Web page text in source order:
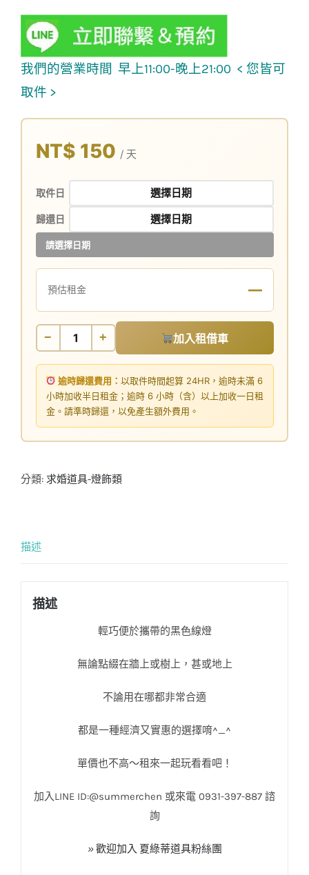
我們的營業時間 早上11:00-晚上21:00 < 您皆可
取件 >
NT$ 150 / 天
取件日
歸還日
請選擇日期
預估租金 —
− + 加入租借車
逾時歸還費用：以取件時間起算 24HR，逾時未滿 6
小時加收半日租金；逾時 6 小時（含）以上加收一日租
金。請準時歸還，以免產生額外費用。
分類: 求婚道具-燈飾類
描述
描述
輕巧便於攜帶的黑色線燈
無論點綴在牆上或樹上，甚或地上
不論用在哪都非常合適
都是一種經濟又實惠的選擇唷^_^
單價也不高～租來一起玩看看吧！
加入LINE ID:@summerchen 或來電 0931-397-887 諮
詢
»歡迎加入 夏綠蒂道具粉絲團